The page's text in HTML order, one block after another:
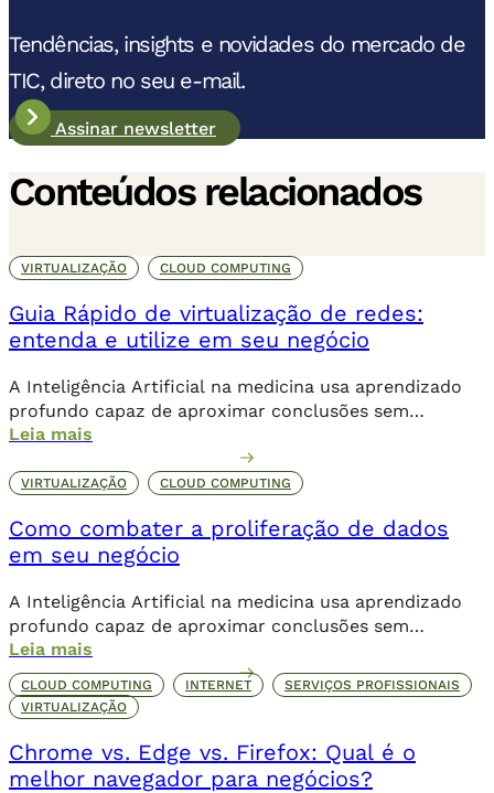
Tendências, insights e novidades do mercado de
TIC, direto no seu e-mail.
Assinar newsletter
Conteúdos relacionados
VIRTUALIZAÇÃO CLOUD COMPUTING
Guia Rápido de virtualização de redes:
entenda e utilize em seu negócio
A Inteligência Artificial na medicina usa aprendizado
profundo capaz de aproximar conclusões sem
necessariamente a contribuição humana de forma
Leia mais
VIRTUALIZAÇÃO CLOUD COMPUTING
Como combater a proliferação de dados
em seu negócio
A Inteligência Artificial na medicina usa aprendizado
profundo capaz de aproximar conclusões sem
necessariamente a contribuição humana de forma
direta.
Leia mais
CLOUD COMPUTING INTERNET
SERVIÇOS PROFISSIONAIS
VIRTUALIZAÇÃO
Chrome vs. Edge vs. Firefox: Qual é o
melhor navegador para negócios?